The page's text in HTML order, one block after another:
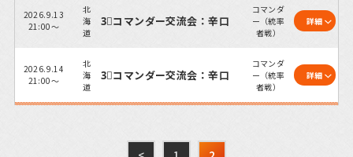
2026.9.13
21:00～
北
海
道
3⃣コマンダー交流会：辛口
コマンダ
ー（統率
者戦）
詳細
2026.9.14
21:00～
北
海
道
3⃣コマンダー交流会：辛口
コマンダ
ー（統率
者戦）
詳細